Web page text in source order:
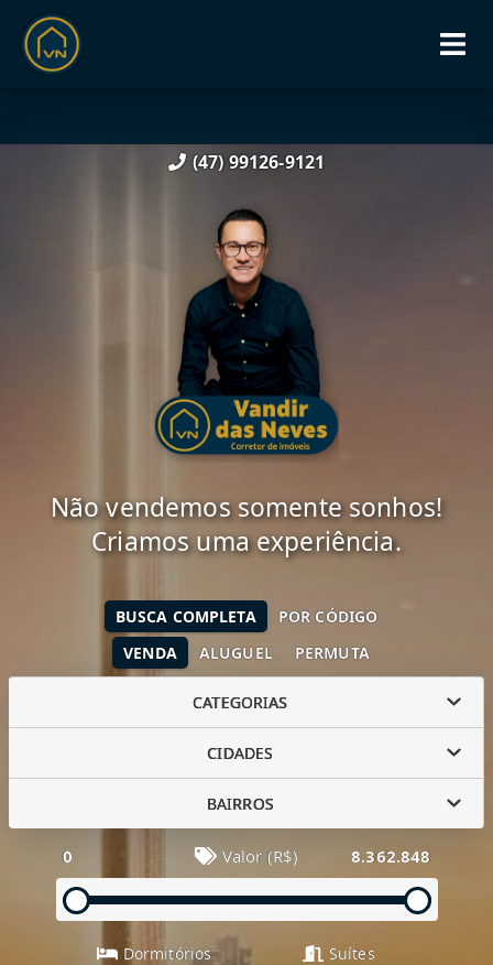
(47) 99126-9121
Não vendemos somente sonhos!
Criamos uma experiência.
VENDA ALUGUEL PERMUTA
BUSCA COMPLETA POR CÓDIGO
CATEGORIAS
CIDADES
BAIRROS
0 Valor (R$) 8.362.848
Dormitórios Suítes